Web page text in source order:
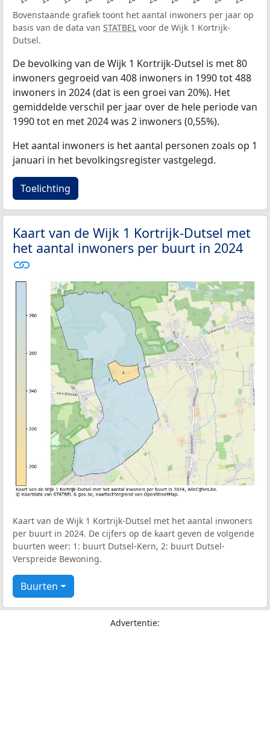
Bovenstaande grafiek toont het aantal inwoners per jaar op
basis van de data van STATBEL voor de Wijk 1 Kortrijk-
Dutsel.
De bevolking van de Wijk 1 Kortrijk-Dutsel is met 80
inwoners gegroeid van 408 inwoners in 1990 tot 488
inwoners in 2024 (dat is een groei van 20%). Het
gemiddelde verschil per jaar over de hele periode van
1990 tot en met 2024 was 2 inwoners (0,55%).
Het aantal inwoners is het aantal personen zoals op 1
januari in het bevolkingsregister vastgelegd.
Toelichting
Kaart van de Wijk 1 Kortrijk-Dutsel met
het aantal inwoners per buurt in 2024
Kaart van de Wijk 1 Kortrijk-Dutsel met het aantal inwoners
per buurt in 2024. De cijfers op de kaart geven de volgende
buurten weer: 1: buurt Dutsel-Kern, 2: buurt Dutsel-
Verspreide Bewoning.
Buurten
Advertentie: